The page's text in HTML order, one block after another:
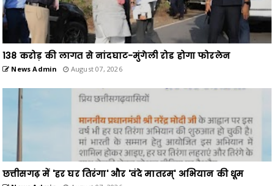
138 करोड़ की लागत से नांदघाट-मुंगेली रोड होगा फोरलेन
News Admin August 07, 2026
छत्तीसगढ़ में 'हर घर तिरंगा' और 'वंदे मातरम्' अभियान की धूम